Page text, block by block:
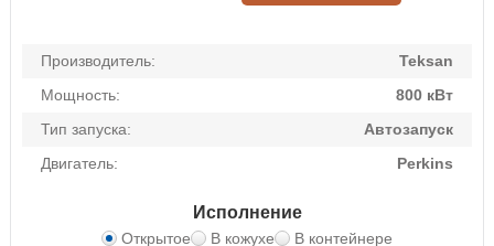
Производитель:
Teksan
Мощность:
800 кВт
Тип запуска:
Автозапуск
Двигатель:
Perkins
Исполнение
Открытое В кожухе В контейнере